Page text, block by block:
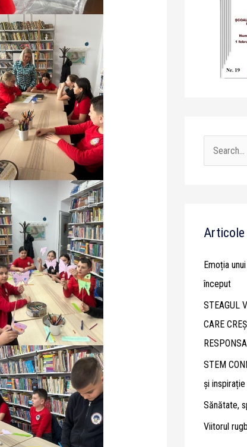
c
f
o
r
:
Articole
Emoția
început
STEAGUL
CARE
STEM
și inspirație
Sănătate,
Viitorul